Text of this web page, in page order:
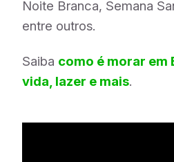
Noite Branca, Semana
entre outros.
Saiba como é morar em
vida, lazer e mais.